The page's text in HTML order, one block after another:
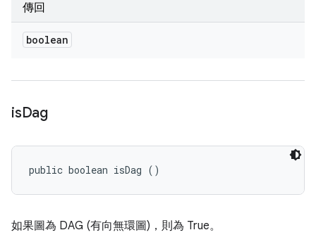
傳回
boolean
isDag
public boolean isDag ()
如果圖為 DAG (有向無環圖)，則為 True。